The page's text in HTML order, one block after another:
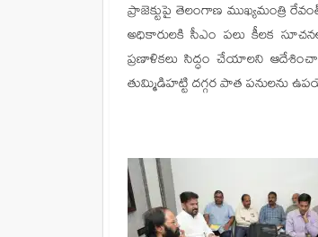
ప్రాజెక్టుపై తెలంగాణ ముఖ్యమంత్రి
అధికారులకి సీఎం పలు కీలక
ప్రణాళికలు సిద్ధం చేయాలని
తుమ్మిడిహట్టి దగ్గర పాత పనులను